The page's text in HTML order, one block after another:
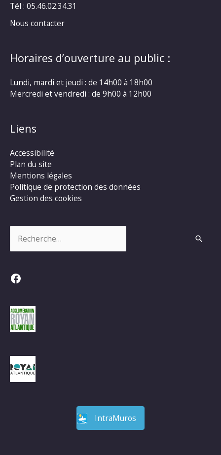
Tél : 05.46.02.34.31
Nous contacter
Horaires d’ouverture au public :
Lundi, mardi et jeudi : de 14h00 à 18h00
Mercredi et vendredi : de 9h00 à 12h00
Liens
Accessibilité
Plan du site
Mentions légales
Politique de protection des données
Gestion des cookies
Facebook
IntraMuros